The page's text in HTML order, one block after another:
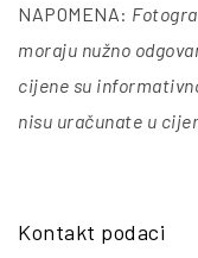
NAPOMENA:
moraju nužno
cijene su
nisu uračunate u
Kontakt podaci